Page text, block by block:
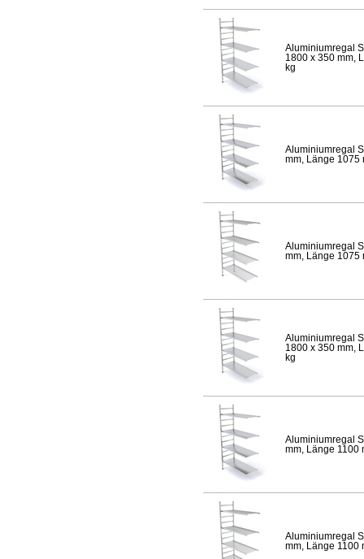
Aluminiumregal
1800 x 350 mm,
kg
Aluminiumregal
mm, Länge 1075
Aluminiumregal
mm, Länge 1075
Aluminiumregal
1800 x 350 mm,
kg
Aluminiumregal
mm, Länge 1100
Aluminiumregal
mm, Länge 1100